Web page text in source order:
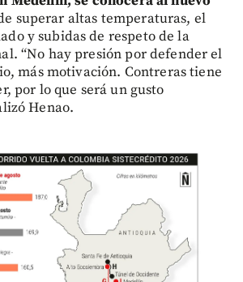
superar altas temperaturas, el
y subidas de respeto de la
“No hay presión por defender el
más motivación. Contreras tiene
por lo que será un gusto
Henao.